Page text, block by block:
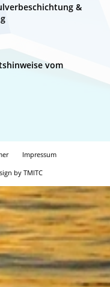
&
vom
Impressum
by TMITC